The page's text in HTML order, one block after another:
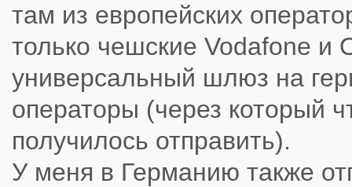
там из европейских
только чешские Vodafone и
универсальный шлюз на
операторы (через который
получилось отправить).
У меня в Германию также